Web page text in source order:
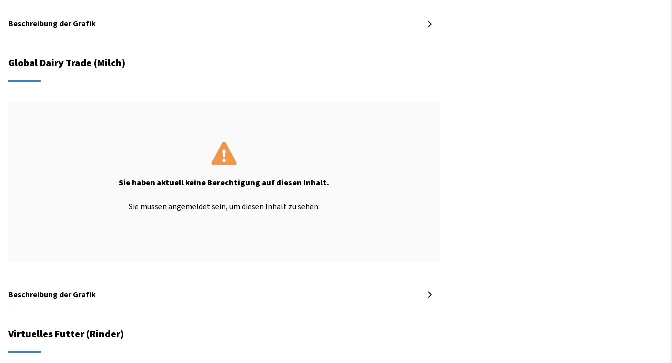
Beschreibung der Grafik
Global Dairy Trade (Milch)
Sie haben aktuell keine Berechtigung auf diesen Inhalt.
Sie müssen angemeldet sein, um diesen Inhalt zu sehen.
Beschreibung der Grafik
Virtuelles Futter (Rinder)